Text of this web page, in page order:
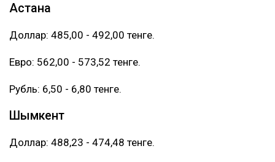
Астана
Доллар: 485,00 - 492,00 тенге.
Евро: 562,00 - 573,52 тенге.
Рубль: 6,50 - 6,80 тенге.
Шымкент
Доллар: 488,23 - 474,48 тенге.